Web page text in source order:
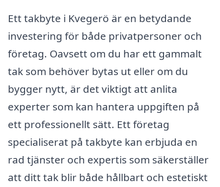
Ett takbyte i Kvegerö är en betydande
investering för både privatpersoner och
företag. Oavsett om du har ett gammalt
tak som behöver bytas ut eller om du
bygger nytt, är det viktigt att anlita
experter som kan hantera uppgiften på
ett professionellt sätt. Ett företag
specialiserat på takbyte kan erbjuda en
rad tjänster och expertis som säkerställer
att ditt tak blir både hållbart och estetiskt